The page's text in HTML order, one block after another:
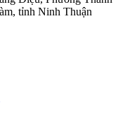
tỉnh Ninh Thuận